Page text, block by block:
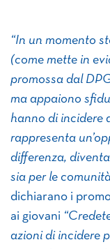
“In un momento
(come mette in
promossa dal
ma appaiono
hanno di incidere
rappresenta
differenza,
sia per le
dichiarano i
ai giovani
azioni di incidere